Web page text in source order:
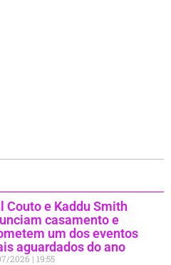
Couto e Kaddu Smith
casamento e
um dos eventos
aguardados do ano
2026 19:55